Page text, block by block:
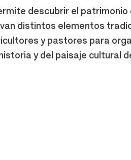
descubrir el patrimonio
distintos elementos
y pastores para
y del paisaje cultural